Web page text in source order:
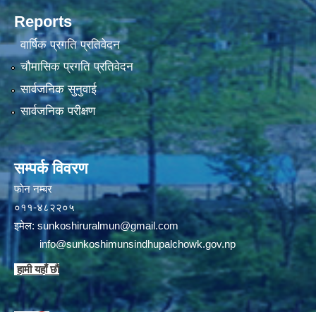
Reports
वार्षिक प्रगति प्रतिवेदन
चौमासिक प्रगति प्रतिवेदन
सार्वजनिक सुनुवाई
सार्वजनिक परीक्षण
सम्पर्क विवरण
फाेन न‌‍‍‍‌‌म्बर
०११-४८२२०५
इमेल: sunkoshiruralmun@gmail.com
info@sunkoshimunsindhupalchowk.gov.np
हामी यहाँ छाै‌ं